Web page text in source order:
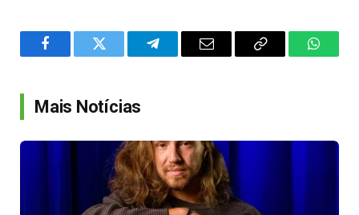
FacebookTwitter TelegramEmail
Copy
Mais Notícias